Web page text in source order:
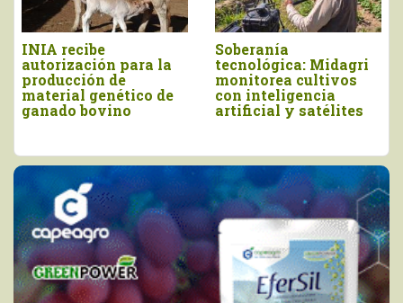
para la
de
Soberanía
tecnológica: Midagri
monitorea cultivos
con inteligencia
artificial y satélites
de café
roya amarilla
alta calidad